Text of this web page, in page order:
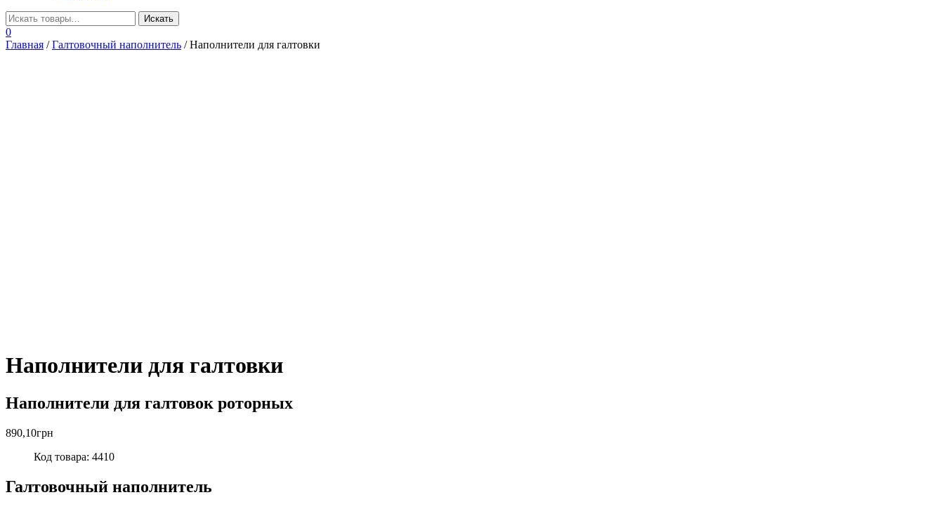
0
Главная /Галтовочный наполнитель / Наполнители для галтовки
Наполнители для галтовки
Наполнители для галтовок роторных
890,10грн
Код товара: 4410
Галтовочный наполнитель